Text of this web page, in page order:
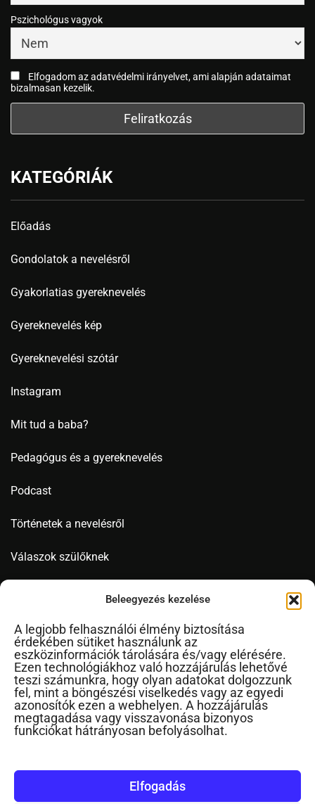
Beleegyezés kezelése
A legjobb felhasználói élmény biztosítása
érdekében sütiket használunk az
eszközinformációk tárolására és/vagy elérésére.
Ezen technológiákhoz való hozzájárulás lehetővé
teszi számunkra, hogy olyan adatokat dolgozzunk
fel, mint a böngészési viselkedés vagy az egyedi
azonosítók ezen a webhelyen. A hozzájárulás
megtagadása vagy visszavonása bizonyos
funkciókat hátrányosan befolyásolhat.
Elfogadás
Pszichológus vagyok
Elfogadom az adatvédelmi irányelvet, ami alapján adataimat
bizalmasan kezelik.
KATEGÓRIÁK
Előadás
Gondolatok a nevelésről
Gyakorlatias gyereknevelés
Gyereknevelés kép
Gyereknevelési szótár
Instagram
Mit tud a baba?
Pedagógus és a gyereknevelés
Podcast
Történetek a nevelésről
Válaszok szülőknek
Novák Ferenc
Cikkek ábécérendben
Impresszum
RSS
Kapcsolat